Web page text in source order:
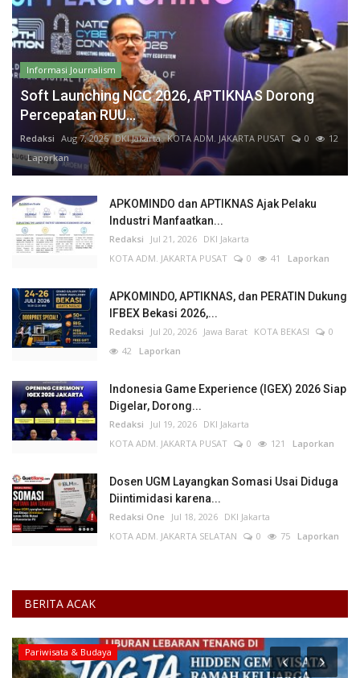
Informasi Journalism
Soft Launching NCC 2026, APTIKNAS Dorong
Percepatan RUU...
Redaksi Aug 7, 2026 DKI Jakarta KOTA ADM. JAKARTA PUSAT 0
12
Laporkan
APKOMINDO dan APTIKNAS Ajak Pelaku
Industri Manfaatkan...
Redaksi Jul 21, 2026 DKI Jakarta
KOTA ADM. JAKARTA PUSAT
0 41 Laporkan
APKOMINDO, APTIKNAS, dan PERATIN Dukung
IFBEX Bekasi 2026,...
Redaksi Jul 20, 2026 Jawa Barat KOTA BEKASI
0
42 Laporkan
Indonesia Game Experience (IGEX) 2026 Siap
Digelar, Dorong...
Redaksi Jul 19, 2026 DKI Jakarta
KOTA ADM. JAKARTA PUSAT
0 121 Laporkan
Dosen UGM Layangkan Somasi Usai Diduga
Diintimidasi karena...
Redaksi One Jul 18, 2026 DKI Jakarta
KOTA ADM. JAKARTA SELATAN
0 75 Laporkan
BERITA ACAK
Pariwisata & Budaya